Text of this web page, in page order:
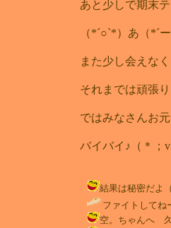
あと少しで期末テ
（*´○`*）あ（*´
また少し会えな
それまでは頑張り
ではみなさんお
バイバイ♪（＊
結果は秘密だよ
ファイトしてね
空。ちゃんへ 久